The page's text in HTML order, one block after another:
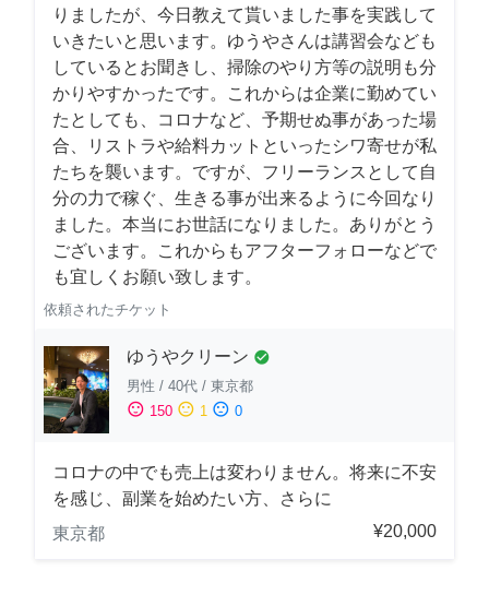
りましたが、今日教えて貰いました事を実践して
いきたいと思います。ゆうやさんは講習会なども
しているとお聞きし、掃除のやり方等の説明も分
かりやすかったです。これからは企業に勤めてい
たとしても、コロナなど、予期せぬ事があった場
合、リストラや給料カットといったシワ寄せが私
たちを襲います。ですが、フリーランスとして自
分の力で稼ぐ、生きる事が出来るように今回なり
ました。本当にお世話になりました。ありがとう
ございます。これからもアフターフォローなどで
も宜しくお願い致します。
依頼されたチケット
ゆうやクリーン check_circle
男性 / 40代 / 東京都
sentiment_satisfied 150 sentiment_neutral 1 sentiment_dissatisfied 0
コロナの中でも売上は変わりません。将来に不安
を感じ、副業を始めたい方、さらに
東京都
¥20,000